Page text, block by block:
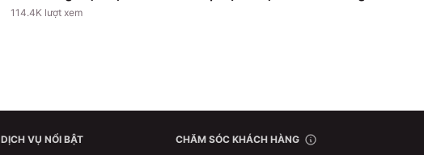
114.4K lượt xem
DỊCH VỤ NỔI BẬT CHĂM SÓC KHÁCH HÀNG